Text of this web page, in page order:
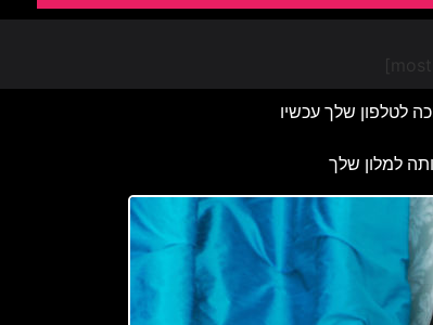
למלון שלך